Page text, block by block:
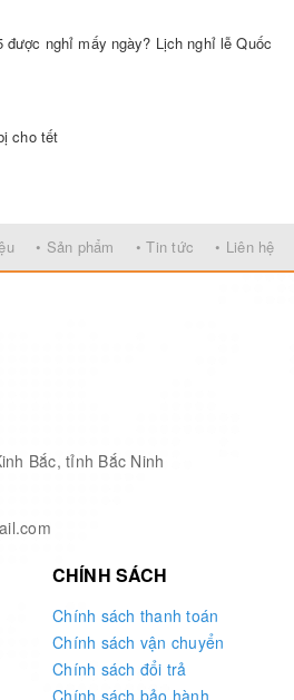
được nghỉ mấy ngày? Lịch nghỉ lễ Quốc
cho tết
• Sản phẩm • Tin tức • Liên hệ
Bắc, tỉnh Bắc Ninh
CHÍNH SÁCH
Chính sách thanh toán
Chính sách vận chuyển
Chính sách đổi trả